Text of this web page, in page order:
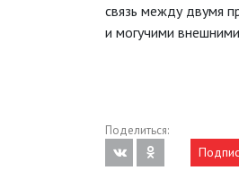
связь между двумя
и могучими
Поделиться: